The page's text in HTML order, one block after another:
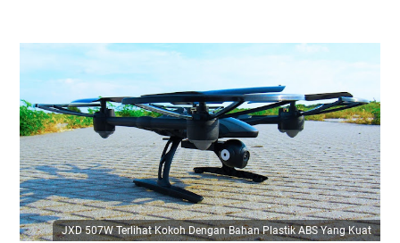
JXD 507W Terlihat Kokoh Dengan Bahan Plastik ABS Yang Kuat